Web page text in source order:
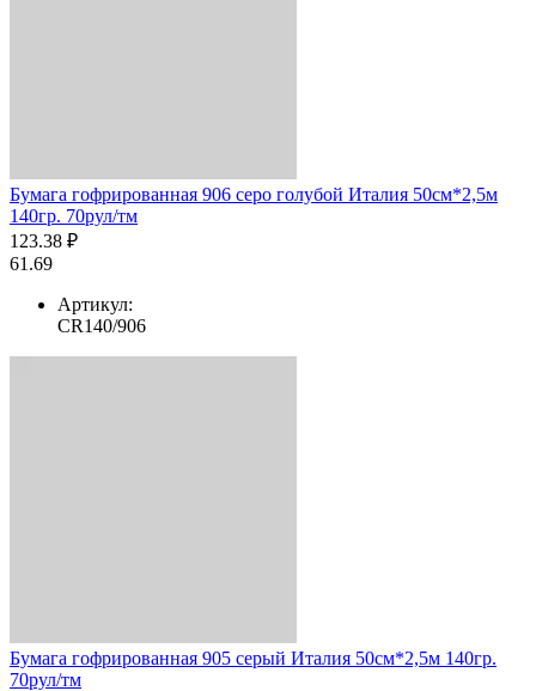
Бумага гофрированная 906 серо голубой Италия 50см*2,5м
140гр. 70рул/тм
123.38 ₽
61.69
Артикул:
CR140/906
Бумага гофрированная 905 серый Италия 50см*2,5м 140гр.
70рул/тм